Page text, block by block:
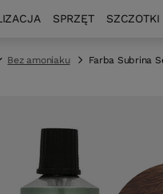
SPRZĘT SZCZOTKI
Bez amoniaku Farba Subrina